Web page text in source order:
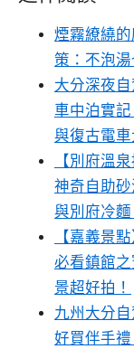
煙霧繚繞
策：不泡
大分深夜
車中泊實
與復古電車
【別府溫
神奇自助
與別府冷麵
【嘉義景
必看鎮館
景超好拍！
九州大分
好買伴手